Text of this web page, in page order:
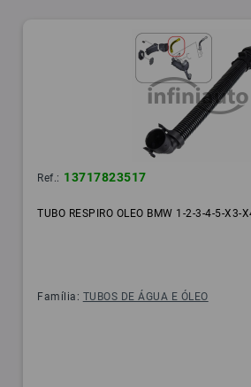
Ref.: 13717823517
TUBO RESPIRO OLEO BMW 1-2-3-4-5-X3-
Família: TUBOS DE ÁGUA E ÓLEO